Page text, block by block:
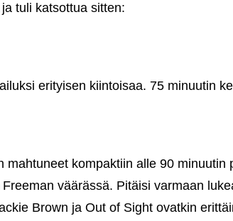
tuli katsottua sitten:
erityisen kiintoisaa. 75 minuutin
mahtuneet kompaktiin alle 90 minuutin
väärässä. Pitäisi varmaan
Brown ja Out of Sight ovatkin